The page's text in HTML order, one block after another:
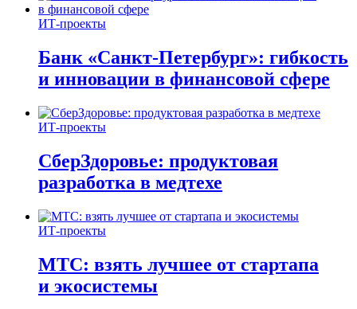
ИТ-проекты
Банк «Санкт-Петербург»: гибкость
и инновации в финансовой сфере
ИТ-проекты
СберЗдоровье: продуктовая
разработка в медтехе
ИТ-проекты
МТС: взять лучшее от стартапа
и экосистемы